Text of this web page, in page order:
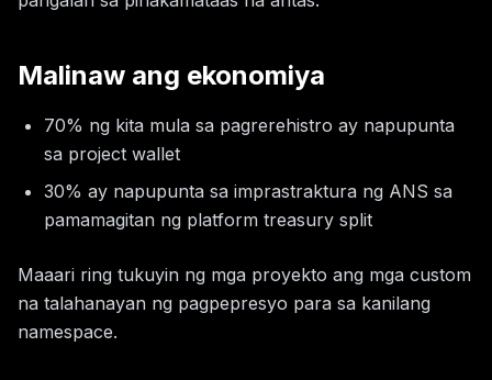
Malinaw ang ekonomiya
70% ng kita mula sa pagrerehistro ay napupunta
sa project wallet
30% ay napupunta sa imprastraktura ng ANS sa
pamamagitan ng platform treasury split
Maaari ring tukuyin ng mga proyekto ang mga custom
na talahanayan ng pagpepresyo para sa kanilang
namespace.